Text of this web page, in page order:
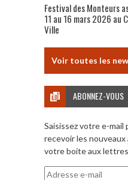
Festival des Monteurs
11 au 16 mars 2026 au
Ville
Voir toutes les
ABONNEZ-VOUS
Saisissez votre e-
recevoir les
votre boite aux
Adresse